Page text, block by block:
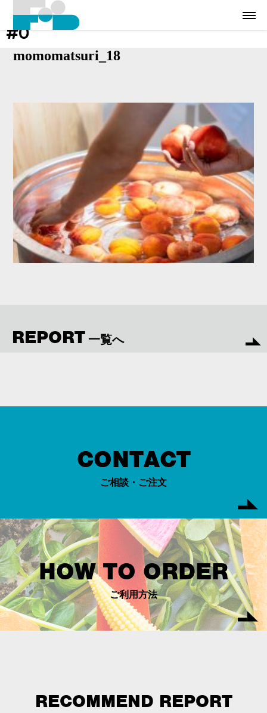
#0
momomatsuri_18
REPORT 一覧へ
CONTACT
ご相談・ご注文
HOW TO ORDER
ご利用方法
RECOMMEND REPORT